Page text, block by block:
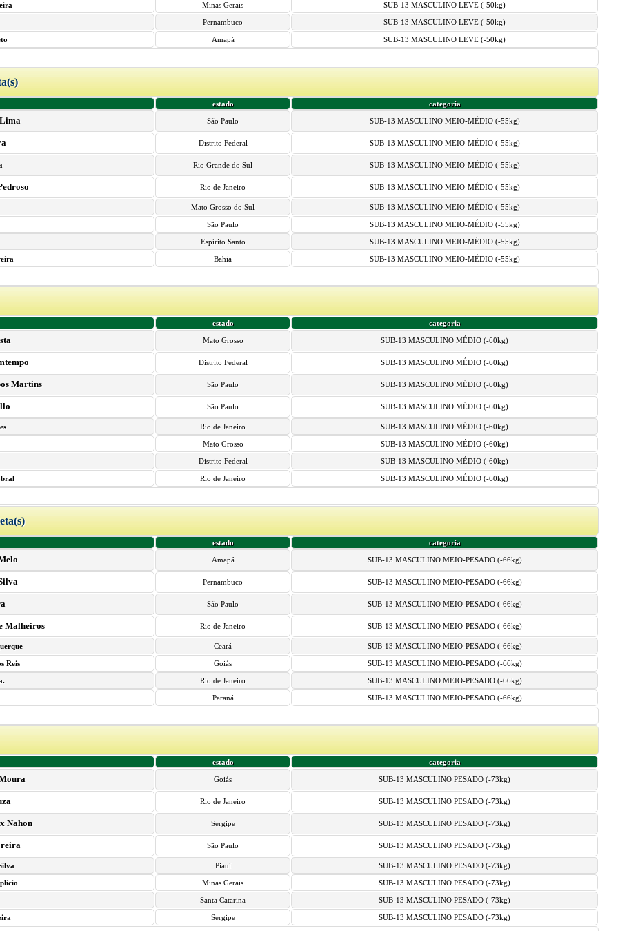
Minas Gerais SUB-13 MASCULINO LEVE (-50kg)
Pernambuco SUB-13 MASCULINO LEVE (-50kg)
Amapá SUB-13 MASCULINO LEVE (-50kg)
estado categoria
São Paulo SUB-13 MASCULINO MEIO-MÉDIO (-55kg)
Distrito Federal SUB-13 MASCULINO MEIO-MÉDIO (-55kg)
Rio Grande do Sul SUB-13 MASCULINO MEIO-MÉDIO (-55kg)
Rio de Janeiro SUB-13 MASCULINO MEIO-MÉDIO (-55kg)
Mato Grosso do Sul SUB-13 MASCULINO MEIO-MÉDIO (-55kg)
São Paulo SUB-13 MASCULINO MEIO-MÉDIO (-55kg)
Espírito Santo SUB-13 MASCULINO MEIO-MÉDIO (-55kg)
Bahia SUB-13 MASCULINO MEIO-MÉDIO (-55kg)
estado categoria
Mato Grosso SUB-13 MASCULINO MÉDIO (-60kg)
Distrito Federal SUB-13 MASCULINO MÉDIO (-60kg)
Martins São Paulo SUB-13 MASCULINO MÉDIO (-60kg)
São Paulo SUB-13 MASCULINO MÉDIO (-60kg)
Rio de Janeiro SUB-13 MASCULINO MÉDIO (-60kg)
Mato Grosso SUB-13 MASCULINO MÉDIO (-60kg)
Distrito Federal SUB-13 MASCULINO MÉDIO (-60kg)
Rio de Janeiro SUB-13 MASCULINO MÉDIO (-60kg)
estado categoria
Amapá SUB-13 MASCULINO MEIO-PESADO (-66kg)
Pernambuco SUB-13 MASCULINO MEIO-PESADO (-66kg)
São Paulo SUB-13 MASCULINO MEIO-PESADO (-66kg)
Malheiros Rio de Janeiro SUB-13 MASCULINO MEIO-PESADO (-66kg)
Ceará SUB-13 MASCULINO MEIO-PESADO (-66kg)
Reis Goiás SUB-13 MASCULINO MEIO-PESADO (-66kg)
Rio de Janeiro SUB-13 MASCULINO MEIO-PESADO (-66kg)
Paraná SUB-13 MASCULINO MEIO-PESADO (-66kg)
estado categoria
Goiás SUB-13 MASCULINO PESADO (-73kg)
Rio de Janeiro SUB-13 MASCULINO PESADO (-73kg)
Nahon Sergipe SUB-13 MASCULINO PESADO (-73kg)
São Paulo SUB-13 MASCULINO PESADO (-73kg)
Piauí SUB-13 MASCULINO PESADO (-73kg)
Minas Gerais SUB-13 MASCULINO PESADO (-73kg)
Santa Catarina SUB-13 MASCULINO PESADO (-73kg)
Sergipe SUB-13 MASCULINO PESADO (-73kg)